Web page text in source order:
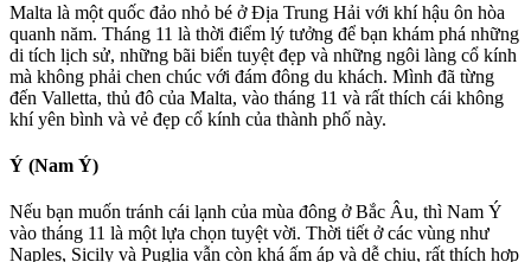
Malta là một quốc đảo nhỏ bé ở Địa Trung Hải với khí hậu ôn hòa
quanh năm. Tháng 11 là thời điểm lý tưởng để bạn khám phá những
di tích lịch sử, những bãi biển tuyệt đẹp và những ngôi làng cổ kính
mà không phải chen chúc với đám đông du khách. Mình đã từng
đến Valletta, thủ đô của Malta, vào tháng 11 và rất thích cái không
khí yên bình và vẻ đẹp cổ kính của thành phố này.
Ý (Nam Ý)
Nếu bạn muốn tránh cái lạnh của mùa đông ở Bắc Âu, thì Nam Ý
vào tháng 11 là một lựa chọn tuyệt vời. Thời tiết ở các vùng như
Naples, Sicily và Puglia vẫn còn khá ấm áp và dễ chịu, rất thích hợp